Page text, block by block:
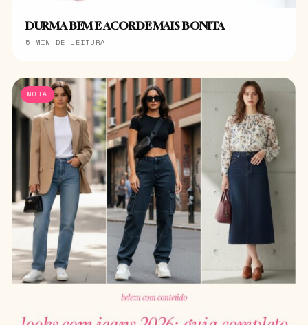
DURMA BEM E ACORDE MAIS BONITA
5 MIN DE LEITURA
MODA